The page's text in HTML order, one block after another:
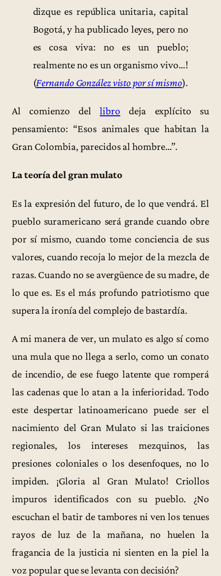
dizque es república unitaria, capital
Bogotá, y ha publicado leyes, pero no
es cosa viva: no es un pueblo;
realmente no es un organismo vivo…!
(Fernando González visto por sí mismo).
Al comienzo dellibro deja explícito su
pensamiento: “Esos animales que habitan la
Gran Colombia, parecidos al hombre…”.
La teoría del gran mulato
Es la expresión del futuro, de lo que vendrá. El
pueblo suramericano será grande cuando obre
por sí mismo, cuando tome conciencia de sus
valores, cuando recoja lo mejor de la mezcla de
razas. Cuando no se avergüence de su madre, de
lo que es. Es el más profundo patriotismo que
supera la ironía del complejo de bastardía.
A mi manera de ver, un mulato es algo sí como
una mula que no llega a serlo, como un conato
de incendio, de ese fuego latente que romperá
las cadenas que lo atan a la inferioridad. Todo
este despertar latinoamericano puede ser el
nacimiento del Gran Mulato si las traiciones
regionales, los intereses mezquinos, las
presiones coloniales o los desenfoques, no lo
impiden. ¡Gloria al Gran Mulato! Criollos
impuros identificados con su pueblo. ¿No
escuchan el batir de tambores ni ven los tenues
rayos de luz de la mañana, no huelen la
fragancia de la justicia ni sienten en la piel la
voz popular que se levanta con decisión?